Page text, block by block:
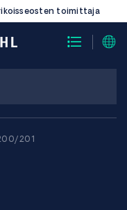
toimittaja
201